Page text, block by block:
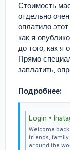
Стоимость
отдельно
оплатило
как я
до того, как я
Прямо
заплатить,
Подробнее:
Login •
Welcome
friends, family
around the